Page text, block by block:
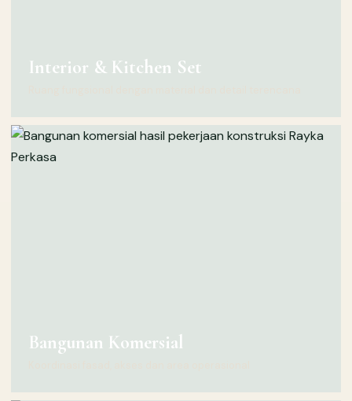
Interior & Kitchen Set
Bangunan Komersial